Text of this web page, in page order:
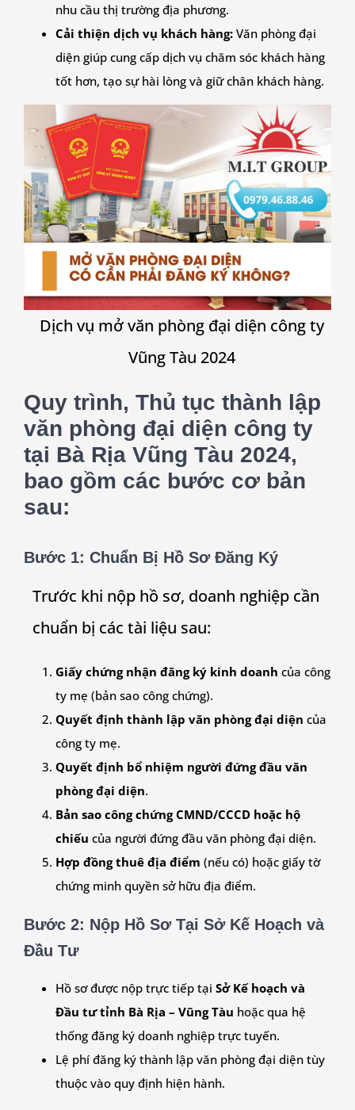
nhu cầu thị trường địa phương.
Cải thiện dịch vụ khách hàng: Văn phòng đại
diện giúp cung cấp dịch vụ chăm sóc khách hàng
tốt hơn, tạo sự hài lòng và giữ chân khách hàng.
Dịch vụ mở văn phòng đại diện công ty
Vũng Tàu 2024
Quy trình, Thủ tục thành lập
văn phòng đại diện công ty
tại Bà Rịa Vũng Tàu 2024,
bao gồm các bước cơ bản
sau:
Bước 1: Chuẩn Bị Hồ Sơ Đăng Ký
Trước khi nộp hồ sơ, doanh nghiệp cần
chuẩn bị các tài liệu sau:
Giấy chứng nhận đăng ký kinh doanh của công
ty mẹ (bản sao công chứng).
Quyết định thành lập văn phòng đại diện của
công ty mẹ.
Quyết định bổ nhiệm người đứng đầu văn
phòng đại diện.
Bản sao công chứng CMND/CCCD hoặc hộ
chiếu của người đứng đầu văn phòng đại diện.
Hợp đồng thuê địa điểm (nếu có) hoặc giấy tờ
chứng minh quyền sở hữu địa điểm.
Bước 2: Nộp Hồ Sơ Tại Sở Kế Hoạch và
Đầu Tư
Hồ sơ được nộp trực tiếp tại Sở Kế hoạch và
Đầu tư tỉnh Bà Rịa – Vũng Tàu hoặc qua hệ
thống đăng ký doanh nghiệp trực tuyến.
Lệ phí đăng ký thành lập văn phòng đại diện tùy
thuộc vào quy định hiện hành.